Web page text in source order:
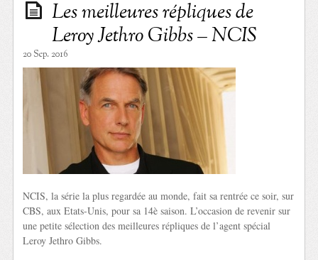
Les meilleures répliques de
Leroy Jethro Gibbs – NCIS
20 Sep. 2016
NCIS, la série la plus regardée au monde, fait sa rentrée ce soir, sur
CBS, aux Etats-Unis, pour sa 14è saison. L’occasion de revenir sur
une petite sélection des meilleures répliques de l’agent spécial
Leroy Jethro Gibbs.